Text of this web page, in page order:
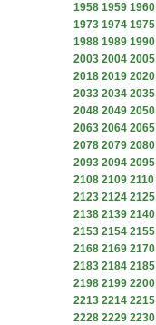
1958 1959 1960
1973 1974 1975
1988 1989 1990
2003 2004 2005
2018 2019 2020
2033 2034 2035
2048 2049 2050
2063 2064 2065
2078 2079 2080
2093 2094 2095
2108 2109 2110
2123 2124 2125
2138 2139 2140
2153 2154 2155
2168 2169 2170
2183 2184 2185
2198 2199 2200
2213 2214 2215
2228 2229 2230